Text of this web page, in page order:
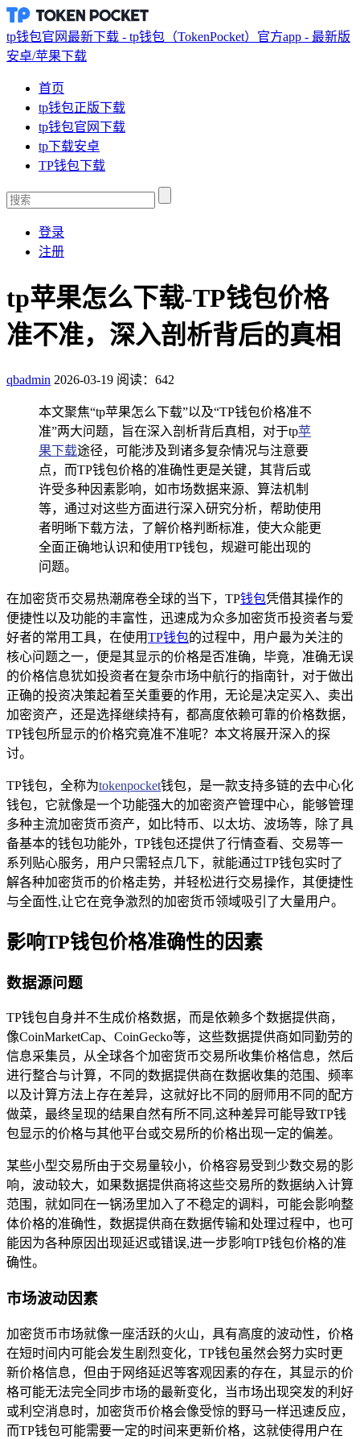
tp钱包官网最新下载 - tp钱包（TokenPocket）官方app - 最新版
安卓/苹果下载
首页
tp钱包正版下载
tp钱包官网下载
tp下载安卓
TP钱包下载
登录
注册
tp苹果怎么下载-TP钱包价格
准不准，深入剖析背后的真相
qbadmin 2026-03-19 阅读：642
本文聚焦“tp苹果怎么下载”以及“TP钱包价格准不
准”两大问题，旨在深入剖析背后真相，对于tp苹
果下载途径，可能涉及到诸多复杂情况与注意要
点，而TP钱包价格的准确性更是关键，其背后或
许受多种因素影响，如市场数据来源、算法机制
等，通过对这些方面进行深入研究分析，帮助使用
者明晰下载方法，了解价格判断标准，使大众能更
全面正确地认识和使用TP钱包，规避可能出现的
问题。
在加密货币交易热潮席卷全球的当下，TP钱包凭借其操作的
便捷性以及功能的丰富性，迅速成为众多加密货币投资者与爱
好者的常用工具，在使用TP钱包的过程中，用户最为关注的
核心问题之一，便是其显示的价格是否准确，毕竟，准确无误
的价格信息犹如投资者在复杂市场中航行的指南针，对于做出
正确的投资决策起着至关重要的作用，无论是决定买入、卖出
加密资产，还是选择继续持有，都高度依赖可靠的价格数据，
TP钱包所显示的价格究竟准不准呢？本文将展开深入的探
讨。
TP钱包，全称为tokenpocket钱包，是一款支持多链的去中心化
钱包，它就像是一个功能强大的加密资产管理中心，能够管理
多种主流加密货币资产，如比特币、以太坊、波场等，除了具
备基本的钱包功能外，TP钱包还提供了行情查看、交易等一
系列贴心服务，用户只需轻点几下，就能通过TP钱包实时了
解各种加密货币的价格走势，并轻松进行交易操作，其便捷性
与全面性,让它在竞争激烈的加密货币领域吸引了大量用户。
影响TP钱包价格准确性的因素
数据源问题
TP钱包自身并不生成价格数据，而是依赖多个数据提供商，
像CoinMarketCap、CoinGecko等，这些数据提供商如同勤劳的
信息采集员，从全球各个加密货币交易所收集价格信息，然后
进行整合与计算，不同的数据提供商在数据收集的范围、频率
以及计算方法上存在差异，这就好比不同的厨师用不同的配方
做菜，最终呈现的结果自然有所不同,这种差异可能导致TP钱
包显示的价格与其他平台或交易所的价格出现一定的偏差。
某些小型交易所由于交易量较小，价格容易受到少数交易的影
响，波动较大，如果数据提供商将这些交易所的数据纳入计算
范围，就如同在一锅汤里加入了不稳定的调料，可能会影响整
体价格的准确性，数据提供商在数据传输和处理过程中，也可
能因为各种原因出现延迟或错误,进一步影响TP钱包价格的准
确性。
市场波动因素
加密货币市场就像一座活跃的火山，具有高度的波动性，价格
在短时间内可能会发生剧烈变化，TP钱包虽然会努力实时更
新价格信息，但由于网络延迟等客观因素的存在，其显示的价
格可能无法完全同步市场的最新变化，当市场出现突发的利好
或利空消息时，加密货币价格会像受惊的野马一样迅速反应，
而TP钱包可能需要一定的时间来更新价格，这就使得用户在